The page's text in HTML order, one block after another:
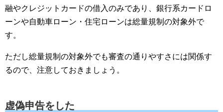
融やクレジットカードの借入のみであり、銀行系カードロ
ーンや自動車ローン・住宅ローンは総量規制の対象外で
す。
ただし総量規制の対象外でも審査の通りやすさには関係す
るので、注意しておきましょう。
虚偽申告をした